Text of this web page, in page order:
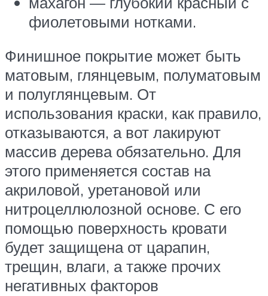
фиолетовыми нотками.
Финишное покрытие может быть
матовым, глянцевым, полуматовым
и полуглянцевым. От
использования краски, как правило,
отказываются, а вот лакируют
массив дерева обязательно. Для
этого применяется состав на
акриловой, уретановой или
нитроцеллюлозной основе. С его
помощью поверхность кровати
будет защищена от царапин,
трещин, влаги, а также прочих
негативных факторов